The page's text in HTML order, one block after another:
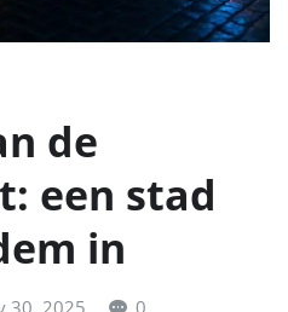
de
een stad
in
30, 2025 0